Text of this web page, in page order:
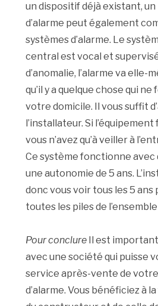
un dispositif déjà existant,
d’alarme peut également
systèmes d’alarme. Le
central est vocal et
d’anomalie, l’alarme va elle-
qu’il y a quelque chose qui
votre domicile. Il vous suffit
l’installateur. Si
vous n’avez qu’à veiller à
Ce système fonctionne avec
une autonomie de 5 ans.
donc vous voir tous les 5
toutes les piles de
Pour conclure Il est
avec une société qui puisse
service après-vente de
d’alarme. Vous bénéficiez à